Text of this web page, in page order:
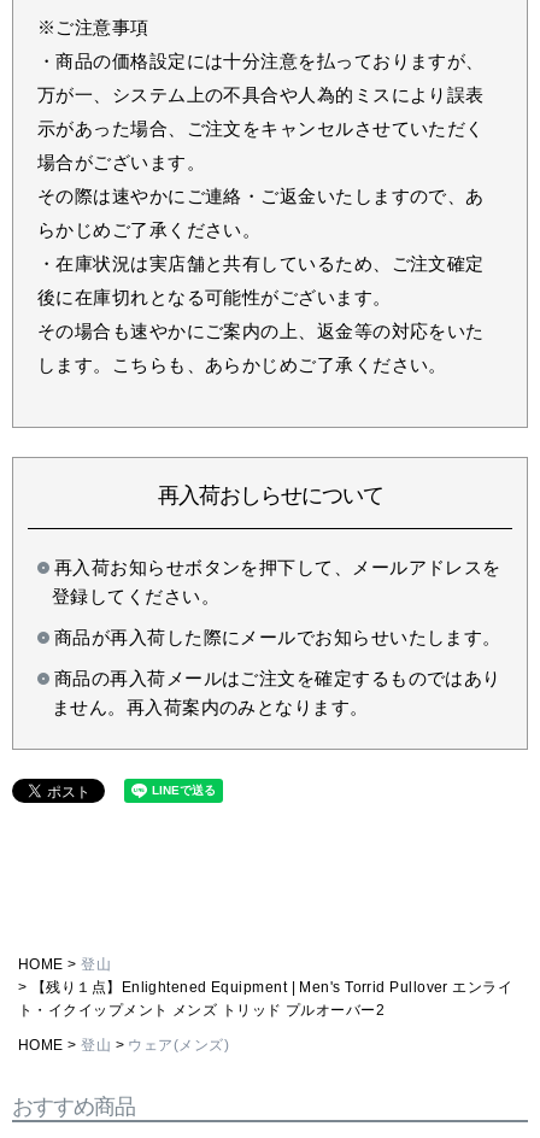
※ご注意事項
・商品の価格設定には十分注意を払っておりますが、
万が一、システム上の不具合や人為的ミスにより誤表
示があった場合、ご注文をキャンセルさせていただく
場合がございます。
その際は速やかにご連絡・ご返金いたしますので、あ
らかじめご了承ください。
・在庫状況は実店舗と共有しているため、ご注文確定
後に在庫切れとなる可能性がございます。
その場合も速やかにご案内の上、返金等の対応をいた
します。こちらも、あらかじめご了承ください。
再入荷おしらせについて
再入荷お知らせボタンを押下して、メールアドレスを
登録してください。
商品が再入荷した際にメールでお知らせいたします。
商品の再入荷メールはご注文を確定するものではあり
ません。再入荷案内のみとなります。
HOME
登山
【残り１点】Enlightened Equipment | Men's Torrid Pullover エンライ
ト・イクイップメント メンズ トリッド プルオーバー2
HOME 登山 ウェア(メンズ)
おすすめ商品